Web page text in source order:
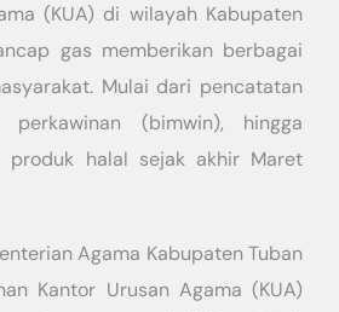
(KUA) di wilayah Kabupaten
gas memberikan berbagai
Mulai dari pencatatan
perkawinan (bimwin), hingga
produk halal sejak akhir Maret
Agama Kabupaten Tuban
Kantor Urusan Agama (KUA)